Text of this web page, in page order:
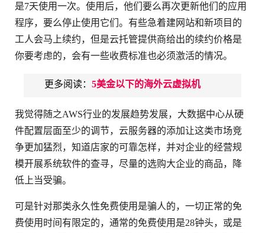
是7天使用一次。使用后，他们要么再次更新他们的应用
程序，要么停止使用它们。有些急着建网站和新项目的
工人会马上续约，但是云托管提供商给出的续约价格是
你要考虑的，会有一些收费标准也必须激活的情况。
更多阅读： 5美金以下的海外云虚拟机
我觉得随之AWS行业的发展趋势发展，大数据中心从硬
件配置层面至少的调节，云服务器的添加让这类市场竞
争更加猛烈，知道店家的可靠怎样，并对企业的经营规
模开展系统软件的查寻，尽量的选购大企业的商品，降
低上当受骗。
可是针对那类永久性免费使用是骗人的，一切正常的免
费使用时间有限定的，通常的免费使用是28钟头，或是